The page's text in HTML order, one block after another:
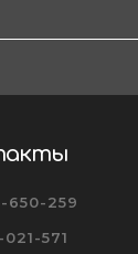
650-259
571